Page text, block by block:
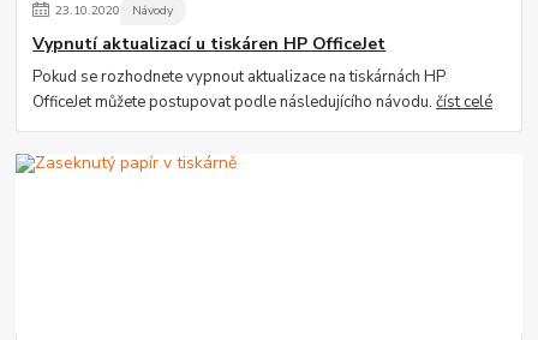
23.10.2020 Návody
Vypnutí aktualizací u tiskáren HP OfficeJet
Pokud se rozhodnete vypnout aktualizace na tiskárnách HP
OfficeJet můžete postupovat podle následujícího návodu.číst celé